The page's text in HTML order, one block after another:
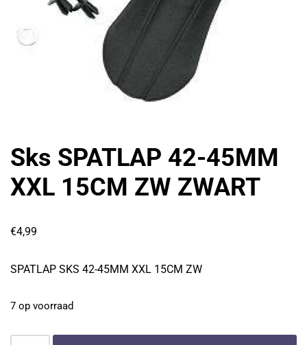
Sks SPATLAP 42-45MM
XXL 15CM ZW ZWART
€4,99
SPATLAP SKS 42-45MM XXL 15CM ZW
7 op voorraad